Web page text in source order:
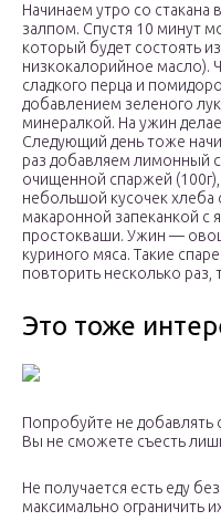
Начинаем утро со стакана
залпом. Спустя 10 минут
который будет состоять
низкокалорийное масло).
сладкого перца и
добавлением зеленого
минералкой. На ужин
Следующий день тоже
раз добавляем лимонный
очищенной спаржей
небольшой кусочек хлеба
макаронной запеканкой с
простокваши. Ужин —
куриного мяса. Такие
повторить несколько раз,
Это тоже
Попробуйте не добавлять
Вы не сможете съесть
Не получается есть еду
максимально ограничить